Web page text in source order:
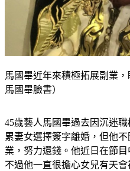
馬國畢近年來積極拓展副業
馬國畢臉書）
45歲藝人馬國畢過去因沉迷
累妻女選擇簽字離婚，但他
業，努力還錢。他近日在節
不過他一直很擔心女兒有天